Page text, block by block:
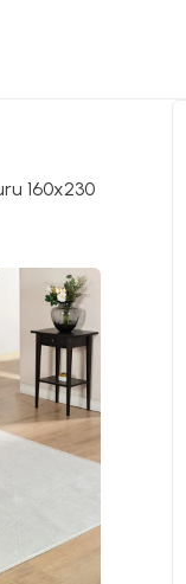
160x230